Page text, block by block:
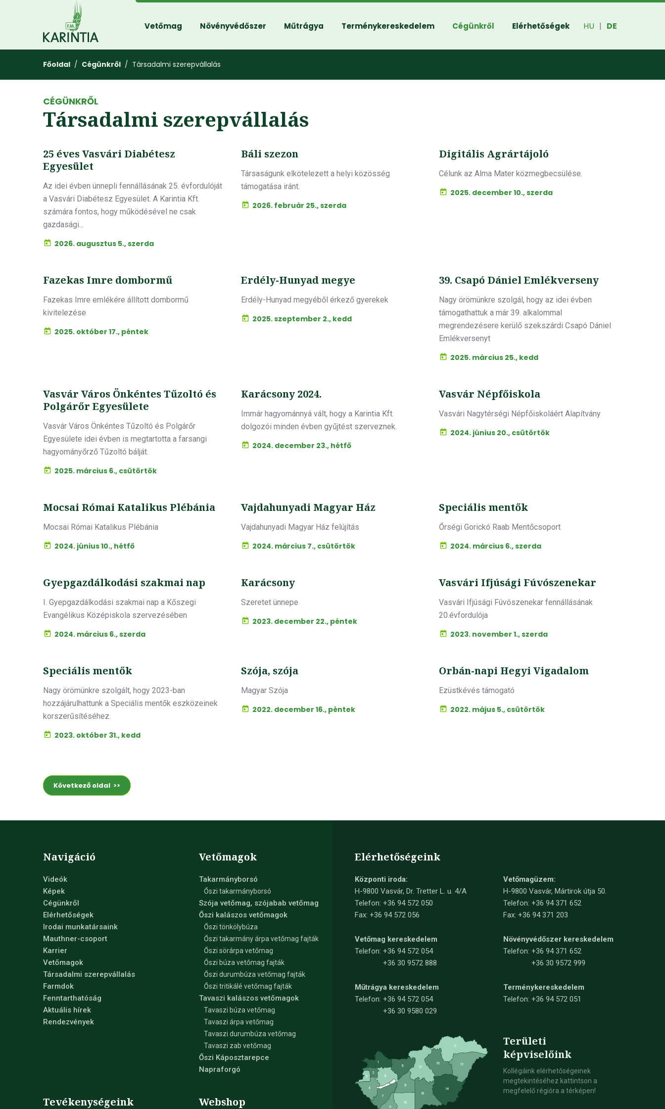
Vetőmag Növényvédőszer Műtrágya Terménykereskedelem Cégünkről Elérhetőségek HU | DE
Főoldal / Cégünkről / Társadalmi szerepvállalás
CÉGÜNKRŐL
Társadalmi szerepvállalás
25 éves Vasvári Diabétesz
Egyesület
Az idei évben ünnepli fennállásának 25. évfordulóját
a Vasvári Diabétesz Egyesület. A Karintia Kft.
számára fontos, hogy működésével ne csak
gazdasági...
2026. augusztus 5., szerda
Báli szezon
Társaságunk elkötelezett a helyi közösség
támogatása iránt.
2026. február 25., szerda
Digitális Agrártájoló
Célunk az Alma Mater közmegbecsülése.
2025. december 10., szerda
Fazekas Imre dombormű
Fazekas Imre emlékére állított dombormű
kivitelezése
2025. október 17., péntek
Erdély-Hunyad megye
Erdély-Hunyad megyéből érkező gyerekek
2025. szeptember 2., kedd
39. Csapó Dániel Emlékverseny
Nagy örömünkre szolgál, hogy az idei évben
támogathattuk a már 39. alkalommal
megrendezésere kerülő szekszárdi Csapó Dániel
Emlékversenyt
2025. március 25., kedd
Vasvár Város Önkéntes Tűzoltó és
Polgárőr Egyesülete
Vasvár Város Önkéntes Tűzoltó és Polgárőr
Egyesülete idei évben is megtartotta a farsangi
hagyományőrző Tűzoltó bálját.
2025. március 6., csütörtök
Karácsony 2024.
Immár hagyománnyá vált, hogy a Karintia Kft.
dolgozói minden évben gyűjtést szerveznek.
2024. december 23., hétfő
Vasvár Népfőiskola
Vasvári Nagytérségi Népfőiskoláért Alapítvány
2024. június 20., csütörtök
Mocsai Római Katalikus Plébánia
Mocsai Római Katalikus Plébánia
2024. június 10., hétfő
Vajdahunyadi Magyar Ház
Vajdahunyadi Magyar Ház felújítás
2024. március 7., csütörtök
Speciális mentők
Őrségi Gorickó Raab Mentőcsoport
2024. március 6., szerda
Gyepgazdálkodási szakmai nap
I. Gyepgazdálkodási szakmai nap a Kőszegi
Evangélikus Középiskola szervezésében
2024. március 6., szerda
Karácsony
Szeretet ünnepe
2023. december 22., péntek
Vasvári Ifjúsági Fúvószenekar
Vasvári Ifjúsági Fúvószenekar fennállásának
20.évfordulója
2023. november 1., szerda
Speciális mentők
Nagy örömünkre szolgált, hogy 2023-ban
hozzájárulhattunk a Speciális mentők eszközeinek
korszerűsítéséhez.
2023. október 31., kedd
Szója, szója
Magyar Szója
2022. december 16., péntek
Orbán-napi Hegyi Vigadalom
Ezüstkévés támogató
2022. május 5., csütörtök
Következő oldal >>
Navigáció
Videók
Képek
Cégünkről
Elérhetőségek
Irodai munkatársaink
Mauthner-csoport
Karrier
Vetőmagok
Társadalmi szerepvállalás
Farmdok
Fenntarthatóság
Aktuális hírek
Rendezvények
Vetőmagok
Takarmányborsó
Őszi takarmányborsó
Szója vetőmag, szójabab vetőmag
Őszi kalászos vetőmagok
Őszi tönkölybúza
Őszi takarmány árpa vetőmag fajták
Őszi sörárpa vetőmag
Őszi búza vetőmag fajták
Őszi durumbúza vetőmag fajták
Őszi tritikálé vetőmag fajták
Tavaszi kalászos vetőmagok
Tavaszi búza vetőmag
Tavaszi árpa vetőmag
Tavaszi durumbúza vetőmag
Tavaszi zab vetőmag
Őszi Káposztarepce
Napraforgó
Tevékenységeink Webshop
Elérhetőségeink
Központi iroda:
H-9800 Vasvár, Dr. Tretter L. u. 4/A
Telefon: +36 94 572 050
Fax: +36 94 572 056
Vetőmagüzem:
H-9800 Vasvár, Mártirok útja 50.
Telefon: +36 94 371 652
Fax: +36 94 371 203
Vetőmag kereskedelem
Telefon: +36 94 572 054
+36 30 9572 888
Növényvédőszer kereskedelem
Telefon: +36 94 371 652
+36 30 9572 999
Műtrágya kereskedelem
Telefon: +36 94 572 054
+36 30 9580 029
Terménykereskedelem
Telefon: +36 94 572 051
Területi
képviselőink
Kollégáink elérhetőségeinek
megtekintéséhez kattintson a
megfelelő régióra a térképen!